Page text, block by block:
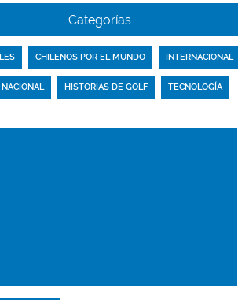
Categorías
CHILENOS POR EL MUNDO INTERNACIONAL
NACIONAL HISTORIAS DE GOLF TECNOLOGÍA